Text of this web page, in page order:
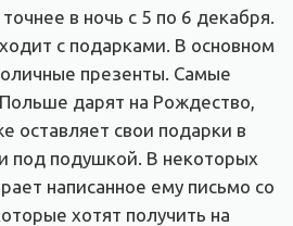
в ночь с 5 по 6 декабря.
с подарками. В основном
презенты. Самые
дарят на Рождество,
оставляет свои подарки в
под подушкой. В некоторых
написанное ему письмо со
хотят получить на